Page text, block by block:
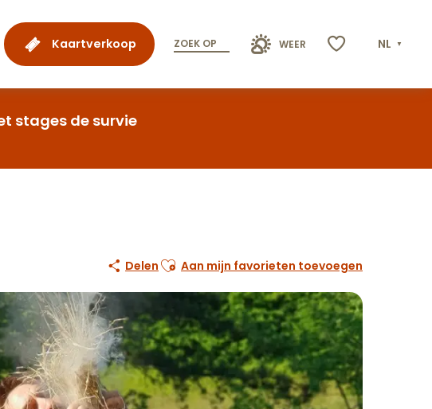
Kaartverkoop ZOEK OP WEER NL
stages de survie
Delen Ajouter aux favoris
Aan mijn favorieten toevoegen